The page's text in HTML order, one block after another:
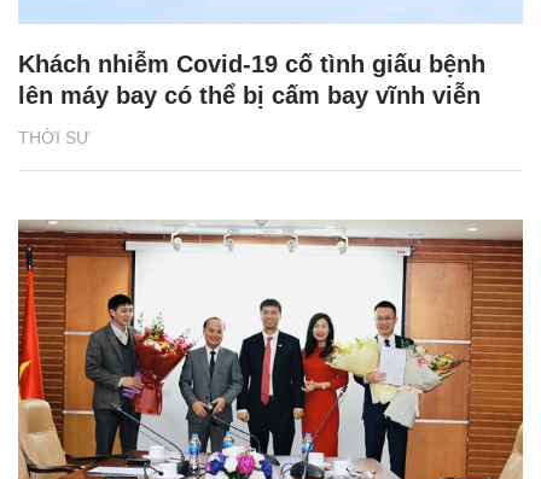
THỜI SỰ
Khách nhiễm Covid-19 cố tình giấu bệnh
lên máy bay có thể bị cấm bay vĩnh viễn